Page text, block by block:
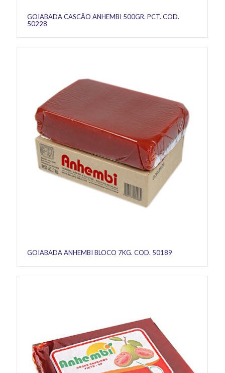
GOIABADA CASCÃO ANHEMBI 500GR. PCT. COD.
50228
GOIABADA ANHEMBI BLOCO 7KG. COD. 50189